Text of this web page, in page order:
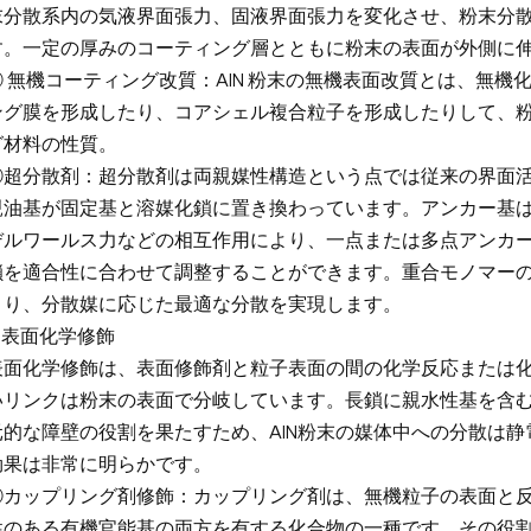
分散系内の気液界面張力、固液界面張力を変化させ、粉末分
。一定の厚みのコーティング層とともに粉末の表面が外側に
機コーティング改質：AlN 粉末の無機表面改質とは、無機
グ膜を形成したり、コアシェル複合粒子を形成したりして、
料の性質。
分散剤：超分散剤は両親媒性構造という点では従来の界面
油基が固定基と溶媒化鎖に置き換わっています。アンカー基
ルワールス力などの相互作用により、一点または多点アンカ
を適合性に合わせて調整することができます。重合モノマー
、分散媒に応じた最適な分散を実現します。
表面化学修飾
面化学修飾は、表面修飾剤と粒子表面の間の化学反応または
リンクは粉末の表面で分岐しています。長鎖に親水性基を含
的な障壁の役割を果たすため、AlN粉末の媒体中への分散は
は非常に明らかです。
ップリング剤修飾：カップリング剤は、無機粒子の表面と